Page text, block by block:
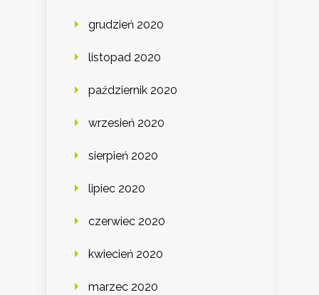
grudzień 2020
listopad 2020
październik 2020
wrzesień 2020
sierpień 2020
lipiec 2020
czerwiec 2020
kwiecień 2020
marzec 2020